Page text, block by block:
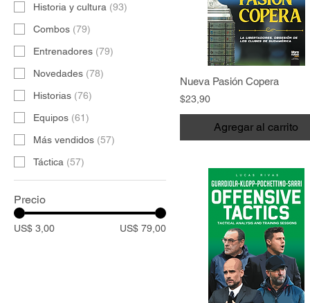
Historia y cultura (93)
Combos (79)
Entrenadores (79)
Novedades (78)
Historias (76)
Equipos (61)
Más vendidos (57)
Táctica (57)
Precio
US$ 3,00 US$ 79,00
Nueva Pasión Copera
$23,90
Agregar al carrito